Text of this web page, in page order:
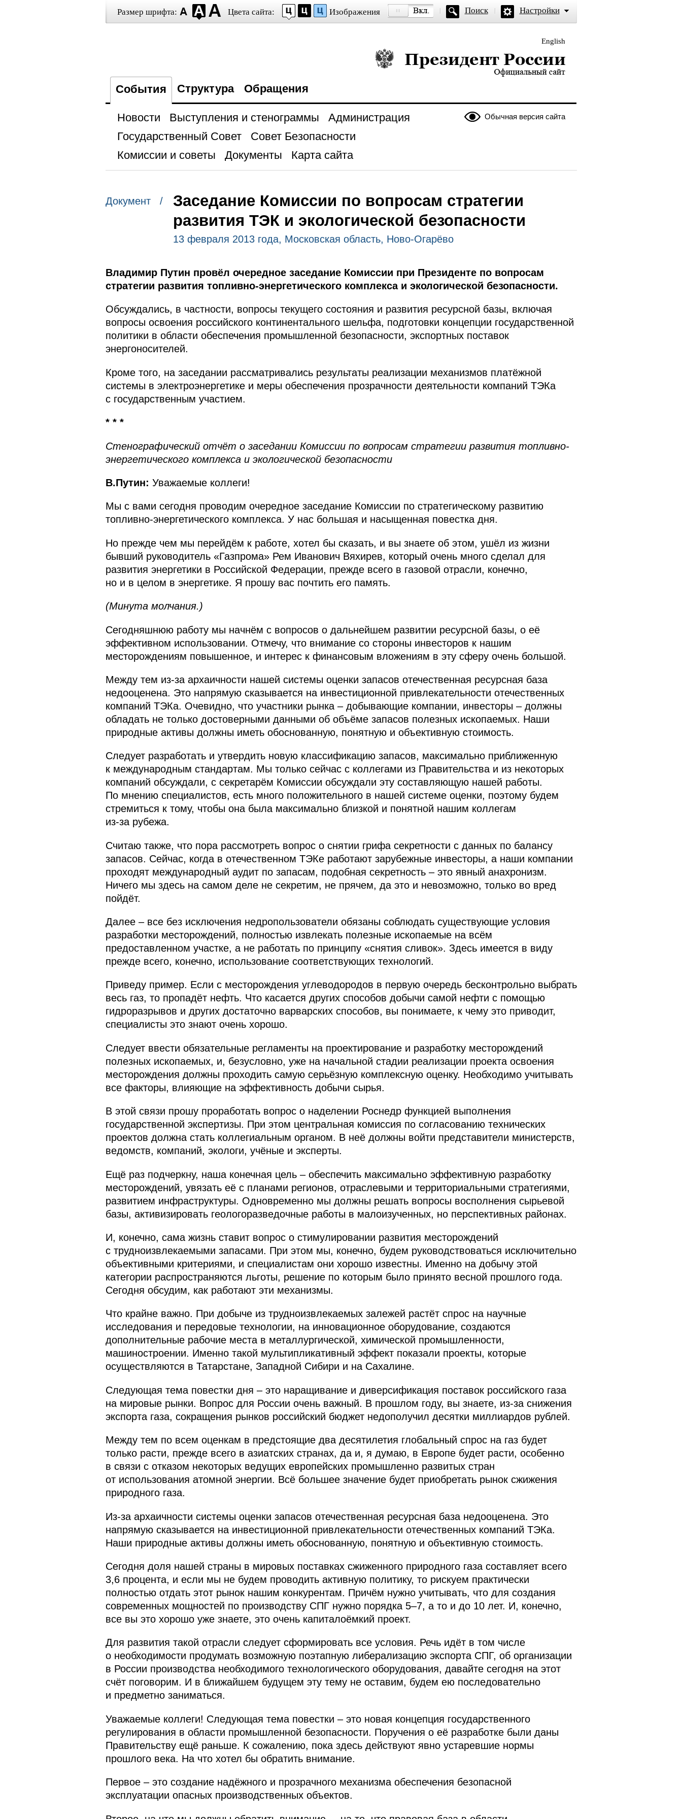
Размер шрифта: Цвета сайта: Изображения Поиск Настройки
English
Президент России — официальный сайт
События Структура Обращения
Обычная версия сайта
Новости Выступления и стенограммы
Администрация
Государственный Совет
Совет Безопасности
Комиссии и советы
Документы Карта сайта
Документ /
Заседание Комиссии по вопросам стратегии
развития ТЭК и экологической безопасности
13 февраля 2013 года, Московская область, Ново-Огарёво
Владимир Путин провёл очередное заседание Комиссии при Президенте по вопросам
стратегии развития топливно-энергетического комплекса и экологической безопасности.
Обсуждались, в частности, вопросы текущего состояния и развития ресурсной базы, включая
вопросы освоения российского континентального шельфа, подготовки концепции государственной
политики в области обеспечения промышленной безопасности, экспортных поставок
энергоносителей.
Кроме того, на заседании рассматривались результаты реализации механизмов платёжной
системы в электроэнергетике и меры обеспечения прозрачности деятельности компаний ТЭКа
с государственным участием.
* * *
Стенографический отчёт о заседании Комиссии по вопросам стратегии развития топливно-
энергетического комплекса и экологической безопасности
В.Путин: Уважаемые коллеги!
Мы с вами сегодня проводим очередное заседание Комиссии по стратегическому развитию
топливно-энергетического комплекса. У нас большая и насыщенная повестка дня.
Но прежде чем мы перейдём к работе, хотел бы сказать, и вы знаете об этом, ушёл из жизни
бывший руководитель «Газпрома» Рем Иванович Вяхирев, который очень много сделал для
развития энергетики в Российской Федерации, прежде всего в газовой отрасли, конечно,
но и в целом в энергетике. Я прошу вас почтить его память.
(Минута молчания.)
Сегодняшнюю работу мы начнём с вопросов о дальнейшем развитии ресурсной базы, о её
эффективном использовании. Отмечу, что внимание со стороны инвесторов к нашим
месторождениям повышенное, и интерес к финансовым вложениям в эту сферу очень большой.
Между тем из‑за архаичности нашей системы оценки запасов отечественная ресурсная база
недооценена. Это напрямую сказывается на инвестиционной привлекательности отечественных
компаний ТЭКа. Очевидно, что участники рынка – добывающие компании, инвесторы – должны
обладать не только достоверными данными об объёме запасов полезных ископаемых. Наши
природные активы должны иметь обоснованную, понятную и объективную стоимость.
Следует разработать и утвердить новую классификацию запасов, максимально приближенную
к международным стандартам. Мы только сейчас с коллегами из Правительства и из некоторых
компаний обсуждали, с секретарём Комиссии обсуждали эту составляющую нашей работы.
По мнению специалистов, есть много положительного в нашей системе оценки, поэтому будем
стремиться к тому, чтобы она была максимально близкой и понятной нашим коллегам
из‑за рубежа.
Считаю также, что пора рассмотреть вопрос о снятии грифа секретности с данных по балансу
запасов. Сейчас, когда в отечественном ТЭКе работают зарубежные инвесторы, а наши компании
проходят международный аудит по запасам, подобная секретность – это явный анахронизм.
Ничего мы здесь на самом деле не секретим, не прячем, да это и невозможно, только во вред
пойдёт.
Далее – все без исключения недропользователи обязаны соблюдать существующие условия
разработки месторождений, полностью извлекать полезные ископаемые на всём
предоставленном участке, а не работать по принципу «снятия сливок». Здесь имеется в виду
прежде всего, конечно, использование соответствующих технологий.
Приведу пример. Если с месторождения углеводородов в первую очередь бесконтрольно выбрать
весь газ, то пропадёт нефть. Что касается других способов добычи самой нефти с помощью
гидроразрывов и других достаточно варварских способов, вы понимаете, к чему это приводит,
специалисты это знают очень хорошо.
Следует ввести обязательные регламенты на проектирование и разработку месторождений
полезных ископаемых, и, безусловно, уже на начальной стадии реализации проекта освоения
месторождения должны проходить самую серьёзную комплексную оценку. Необходимо учитывать
все факторы, влияющие на эффективность добычи сырья.
В этой связи прошу проработать вопрос о наделении Роснедр функцией выполнения
государственной экспертизы. При этом центральная комиссия по согласованию технических
проектов должна стать коллегиальным органом. В неё должны войти представители министерств,
ведомств, компаний, экологи, учёные и эксперты.
Ещё раз подчеркну, наша конечная цель – обеспечить максимально эффективную разработку
месторождений, увязать её с планами регионов, отраслевыми и территориальными стратегиями,
развитием инфраструктуры. Одновременно мы должны решать вопросы восполнения сырьевой
базы, активизировать геологоразведочные работы в малоизученных, но перспективных районах.
И, конечно, сама жизнь ставит вопрос о стимулировании развития месторождений
с трудноизвлекаемыми запасами. При этом мы, конечно, будем руководствоваться исключительно
объективными критериями, и специалистам они хорошо известны. Именно на добычу этой
категории распространяются льготы, решение по которым было принято весной прошлого года.
Сегодня обсудим, как работают эти механизмы.
Что крайне важно. При добыче из трудноизвлекаемых залежей растёт спрос на научные
исследования и передовые технологии, на инновационное оборудование, создаются
дополнительные рабочие места в металлургической, химической промышленности,
машиностроении. Именно такой мультипликативный эффект показали проекты, которые
осуществляются в Татарстане, Западной Сибири и на Сахалине.
Следующая тема повестки дня – это наращивание и диверсификация поставок российского газа
на мировые рынки. Вопрос для России очень важный. В прошлом году, вы знаете, из‑за снижения
экспорта газа, сокращения рынков российский бюджет недополучил десятки миллиардов рублей.
Между тем по всем оценкам в предстоящие два десятилетия глобальный спрос на газ будет
только расти, прежде всего в азиатских странах, да и, я думаю, в Европе будет расти, особенно
в связи с отказом некоторых ведущих европейских промышленно развитых стран
от использования атомной энергии. Всё большее значение будет приобретать рынок сжижения
природного газа.
Из‑за архаичности системы оценки запасов отечественная ресурсная база недооценена. Это
напрямую сказывается на инвестиционной привлекательности отечественных компаний ТЭКа.
Наши природные активы должны иметь обоснованную, понятную и объективную стоимость.
Сегодня доля нашей страны в мировых поставках сжиженного природного газа составляет всего
3,6 процента, и если мы не будем проводить активную политику, то рискуем практически
полностью отдать этот рынок нашим конкурентам. Причём нужно учитывать, что для создания
современных мощностей по производству СПГ нужно порядка 5–7, а то и до 10 лет. И, конечно,
все вы это хорошо уже знаете, это очень капиталоёмкий проект.
Для развития такой отрасли следует сформировать все условия. Речь идёт в том числе
о необходимости продумать возможную поэтапную либерализацию экспорта СПГ, об организации
в России производства необходимого технологического оборудования, давайте сегодня на этот
счёт поговорим. И в ближайшем будущем эту тему не оставим, будем ею последовательно
и предметно заниматься.
Уважаемые коллеги! Следующая тема повестки – это новая концепция государственного
регулирования в области промышленной безопасности. Поручения о её разработке были даны
Правительству ещё раньше. К сожалению, пока здесь действуют явно устаревшие нормы
прошлого века. На что хотел бы обратить внимание.
Первое – это создание надёжного и прозрачного механизма обеспечения безопасной
эксплуатации опасных производственных объектов.